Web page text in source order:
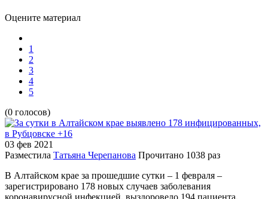
Оцените материал
1
2
3
4
5
(0 голосов)
03 фев 2021
Разместила Татьяна Черепанова Прочитано 1038 раз
В Алтайском крае за прошедшие сутки – 1 февраля –
зарегистрировано 178 новых случаев заболевания
коронавирусной инфекцией, выздоровело 194 пациента,